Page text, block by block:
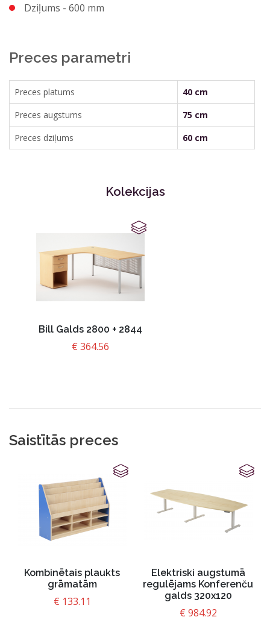
Dziļums - 600 mm
Preces parametri
Preces platums
40 cm
Preces augstums
75 cm
Preces dziļums
60 cm
Kolekcijas
Bill Galds 2800 + 2844
€ 364.56
Saistītās preces
Kombinētais plaukts
grāmatām
€ 133.11
Elektriski augstumā
regulējams Konferenču
galds 320x120
€ 984.92